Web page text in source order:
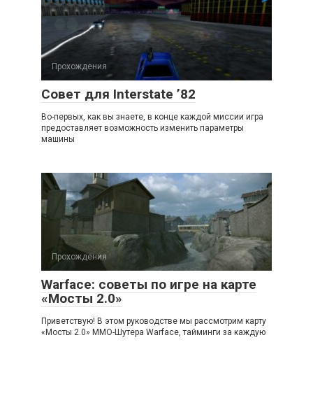
Прохождения
Совет для Interstate ’82
Во-первых, как вы знаете, в конце каждой миссии игра
предоставляет возможность изменить параметры
машины
Прохождения
Warface: советы по игре на карте
«Мосты 2.0»
Приветствую! В этом руководстве мы рассмотрим карту
«Мосты 2.0» ММО-Шутера Warface, тайминги за каждую